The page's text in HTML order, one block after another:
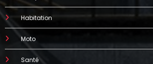
Habitation
Moto
Santé